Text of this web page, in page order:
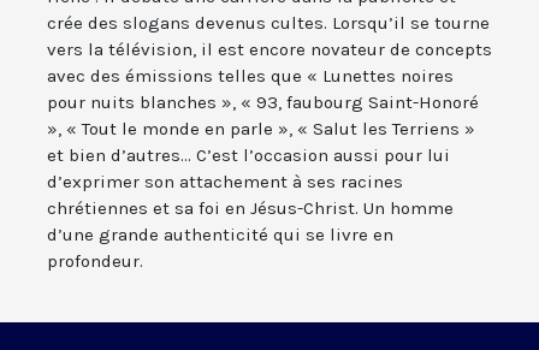
crée des slogans devenus cultes. Lorsqu’il se tourne
vers la télévision, il est encore novateur de concepts
avec des émissions telles que « Lunettes noires
pour nuits blanches », « 93, faubourg Saint-Honoré
», « Tout le monde en parle », « Salut les Terriens »
et bien d’autres... C’est l’occasion aussi pour lui
d’exprimer son attachement à ses racines
chrétiennes et sa foi en Jésus-Christ. Un homme
d’une grande authenticité qui se livre en
profondeur.